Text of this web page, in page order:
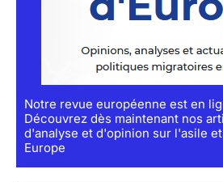
Notre revue européenne est en
Découvrez dès maintenant nos
d'analyse et d'opinion sur l'asile
Europe